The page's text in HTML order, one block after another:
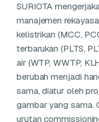
SURIOTA
manajemen
kelistrikan (MCC,
terbarukan (PLTS,
air (WTP, WWTP,
berubah menjadi
sama, diatur oleh
gambar yang sama.
urutan